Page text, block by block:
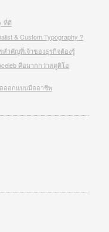
ที่ดี
& Custom Typography ?
สำคัญที่เจ้าของธุรกิจต้องรู้
คือมากกว่าสตูดิโอ
อออกแบบมืออาชีพ